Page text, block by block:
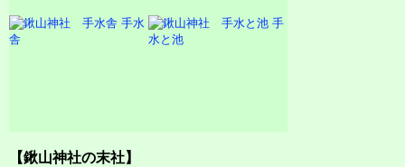
手水
舎
手
水と池
【鍬山神社の末社】